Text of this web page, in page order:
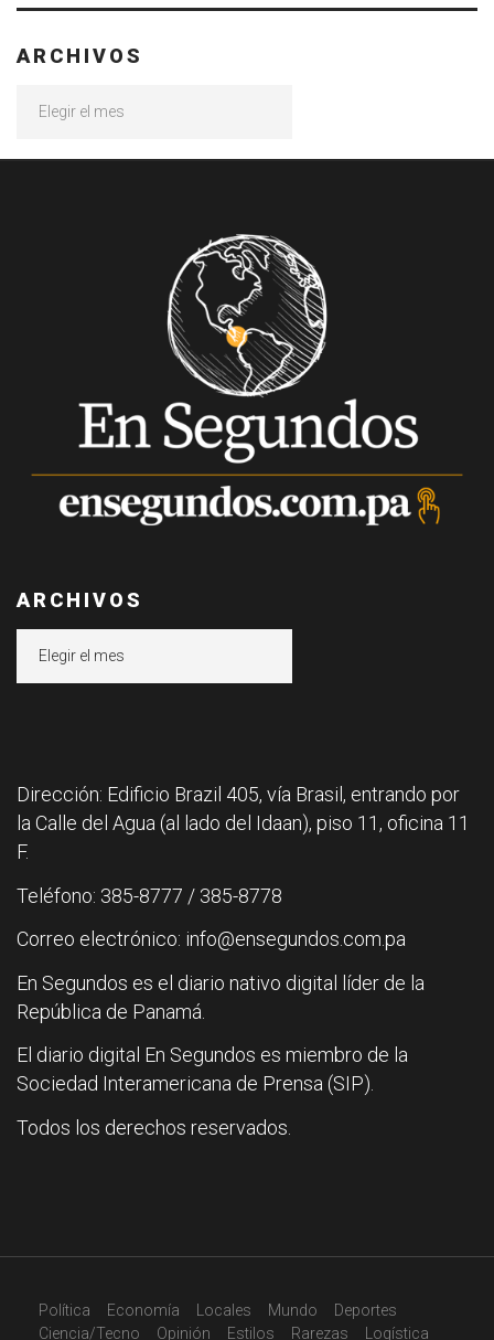
ARCHIVOS
ARCHIVOS
Dirección: Edificio Brazil 405, vía Brasil, entrando por
la Calle del Agua (al lado del Idaan), piso 11, oficina 11
F.
Teléfono: 385-8777 / 385-8778
Correo electrónico: info@ensegundos.com.pa
En Segundos es el diario nativo digital líder de la
República de Panamá.
El diario digital En Segundos es miembro de la
Sociedad Interamericana de Prensa (SIP).
Todos los derechos reservados.
Política Economía Locales Mundo
Deportes
Ciencia/Tecno
Opinión Estilos Rarezas Logística